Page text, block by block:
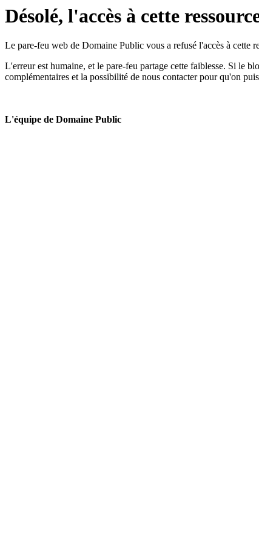
Désolé, l'accès à cette
Le pare-feu web de Domaine Public vous a refusé l'accès à cette
L'erreur est humaine, et le pare-feu partage cette faiblesse. Si le
complémentaires et la possibilité de nous contacter pour qu'on
L'équipe de Domaine Public